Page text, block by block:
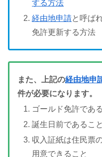
する方法
経由地申請と呼ば
免許更新する方法
また、上記の経由地申
件が必要になります。
ゴールド免許であ
誕生日前であること
収入証紙は住民票
用意できること